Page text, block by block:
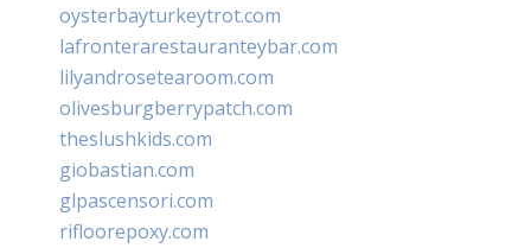
oysterbayturkeytrot.com
lafronterarestauranteybar.com
lilyandrosetearoom.com
olivesburgberrypatch.com
theslushkids.com
giobastian.com
glpascensori.com
rifloorepoxy.com